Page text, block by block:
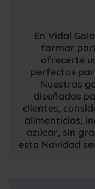
En Vidal
formar
ofrecerte
perfectos
Nuestras
diseñadas
clientes,
alimenticias,
azúcar, sin
esta Navidad